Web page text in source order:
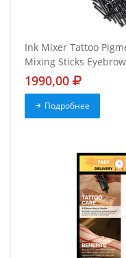
Ink Mixer Tattoo
Mixing Sticks
1990,00
Подробнее